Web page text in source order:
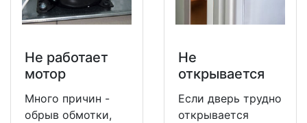
Не работает
мотор
Много причин -
обрыв обмотки,
Не
открывается
Если дверь трудно
открывается